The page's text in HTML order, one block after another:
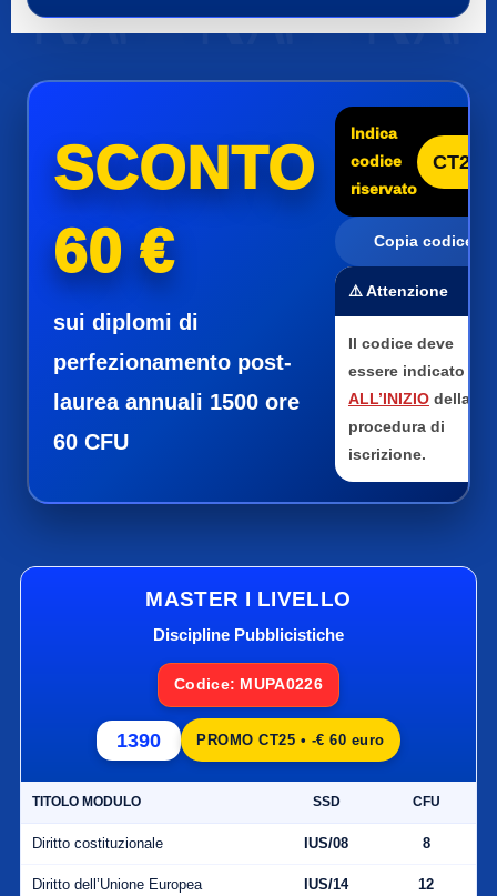
SCONTO
60 €
sui diplomi di
perfezionamento post-
laurea annuali 1500 ore
60 CFU
Indica
codice
riservato
CT25
Copia codice
⚠️ Attenzione
Il codice deve
essere indicato
ALL’INIZIO della
procedura di
iscrizione.
MASTER I LIVELLO
Discipline Pubblicistiche
Codice: MUPA0226
1390 PROMO CT25 • -€ 60 euro
TITOLO MODULO SSD CFU
Diritto costituzionale IUS/08 8
Diritto dell’Unione Europea IUS/14 12